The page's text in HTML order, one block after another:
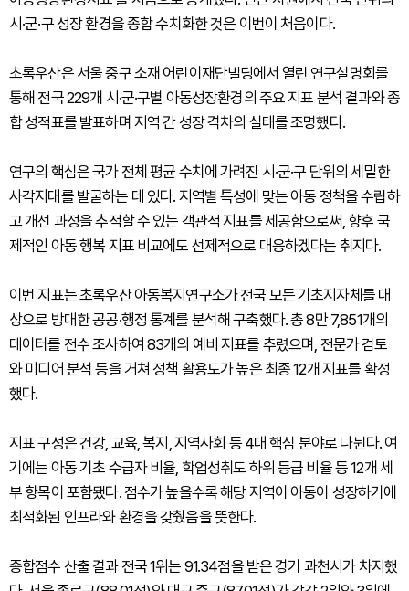
시·군·구 성장 환경을 종합 수치화한 것은 이번이 처음이다.
초록우산은 서울 중구 소재 어린이재단빌딩에서 열린 연구설명회를
통해 전국 229개 시·군·구별 아동성장환경의 주요 지표 분석 결과와 종
합 성적표를 발표하며 지역 간 성장 격차의 실태를 조명했다.
연구의 핵심은 국가 전체 평균 수치에 가려진 시·군·구 단위의 세밀한
사각지대를 발굴하는 데 있다. 지역별 특성에 맞는 아동 정책을 수립하
고 개선 과정을 추적할 수 있는 객관적 지표를 제공함으로써, 향후 국
제적인 아동 행복 지표 비교에도 선제적으로 대응하겠다는 취지다.
이번 지표는 초록우산 아동복지연구소가 전국 모든 기초지자체를 대
상으로 방대한 공공·행정 통계를 분석해 구축했다. 총 8만 7,851개의
데이터를 전수 조사하여 83개의 예비 지표를 추렸으며, 전문가 검토
와 미디어 분석 등을 거쳐 정책 활용도가 높은 최종 12개 지표를 확정
했다.
지표 구성은 건강, 교육, 복지, 지역사회 등 4대 핵심 분야로 나뉜다. 여
기에는 아동 기초 수급자 비율, 학업성취도 하위 등급 비율 등 12개 세
부 항목이 포함됐다. 점수가 높을수록 해당 지역이 아동이 성장하기에
최적화된 인프라와 환경을 갖췄음을 뜻한다.
종합점수 산출 결과 전국 1위는 91.34점을 받은 경기 과천시가 차지했